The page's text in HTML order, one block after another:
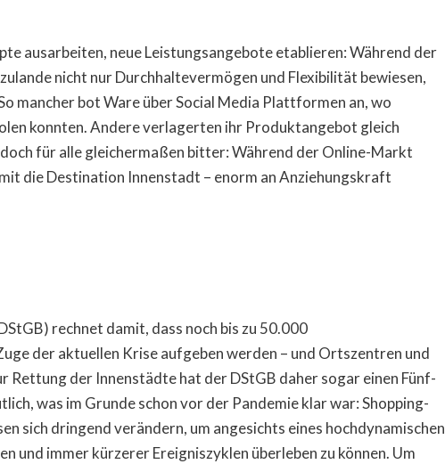
ausarbeiten, neue Leistungsangebote etablieren: Während der
nicht nur Durchhaltevermögen und Flexibilität bewiesen,
mancher bot Ware über Social Media Plattformen an, wo
konnten. Andere verlagerten ihr Produktangebot gleich
für alle gleichermaßen bitter: Während der Online-Markt
die Destination Innenstadt – enorm an Anziehungskraft
rechnet damit, dass noch bis zu 50.000
der aktuellen Krise aufgeben werden – und Ortszentren und
Rettung der Innenstädte hat der DStGB daher sogar einen Fünf-
was im Grunde schon vor der Pandemie klar war: Shopping-
sich dringend verändern, um angesichts eines hochdynamischen
und immer kürzerer Ereigniszyklen überleben zu können. Um